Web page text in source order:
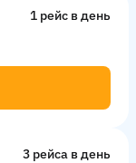
1 рейс в день
3 рейсa в день